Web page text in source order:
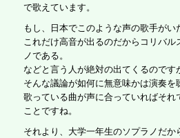
で歌えています。
もし、日本でこのような声の歌手がい
これだけ高音が出るのだからコリバル
ノである。
などと言う人が絶対の出てくるのです
そんな議論が如何に無意味かは演奏を
歌っている曲が声に合っていればそれ
ことですね。
それより、大学一年生のソプラノだ